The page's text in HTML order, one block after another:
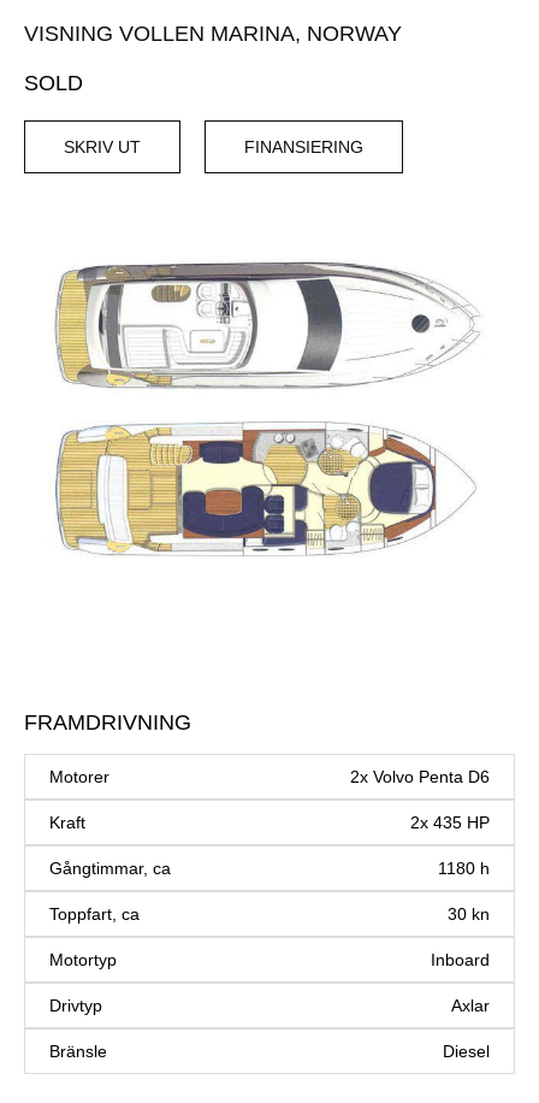
VISNING VOLLEN MARINA, NORWAY
SOLD
SKRIV UT FINANSIERING
FRAMDRIVNING
Motorer 2x Volvo Penta D6
Kraft 2x 435 HP
Gångtimmar, ca 1180 h
Toppfart, ca 30 kn
Motortyp Inboard
Drivtyp Axlar
Bränsle Diesel